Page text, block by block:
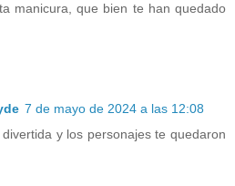
manicura, que bien te han quedado
7 de mayo de 2024 a las 12:08
y los personajes te quedaron